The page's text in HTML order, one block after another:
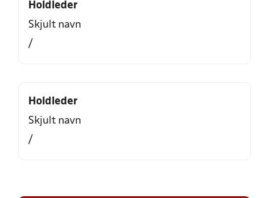
Holdleder
Skjult navn
/
Holdleder
Skjult navn
/